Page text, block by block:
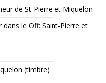
de St-Pierre et Miquelon
dans le Off: Saint-Pierre et
(timbre)